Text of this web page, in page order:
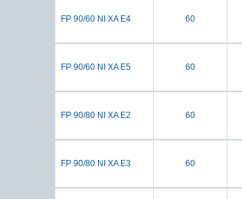
FP 90/60 NI XA E4 60
FP 90/60 NI XA E5 60
FP 90/80 NI XA E2 60
FP 90/80 NI XA E3 60